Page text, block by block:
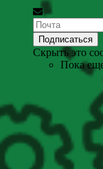
Скрыть это
Пока